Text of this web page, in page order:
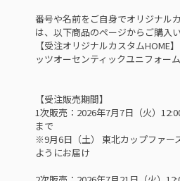
番号や名前をご自身でオリジナル
は、以下商品のページからご購入い
【受注オリジナルカスタムHOME
ッツオーセンティックユニフォーム
【受注販売期間】
1次販売：2026年7月7日（火）
まで
※9月6日（土） 東北カップファー
ようにお届け